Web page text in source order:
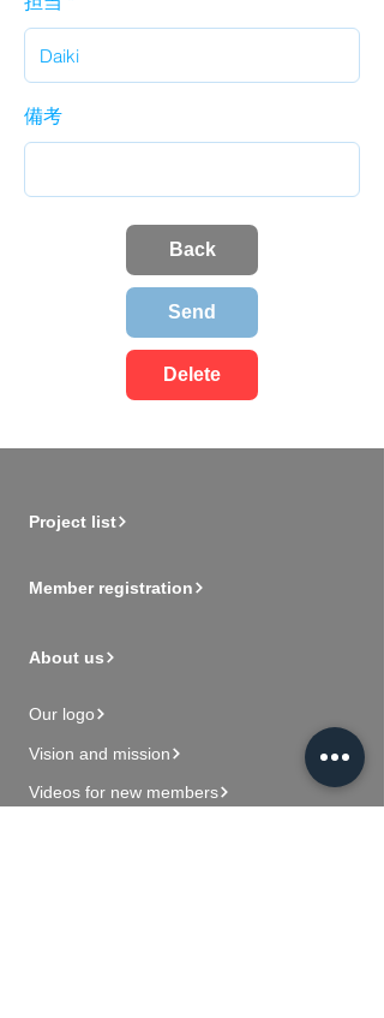
備考
Back
Send
Delete
Project list
Member registration
About us
Our logo
Vision and mission
Videos for new members